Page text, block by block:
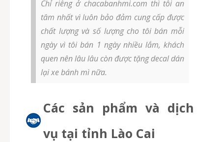
Chỉ riêng ở chacabanhmi.com thì tôi an
tâm nhất vì luôn bảo đảm cung cấp được
chất lượng và số lượng cho tôi bán mỗi
ngày vì tôi bán 1 ngày nhiều lắm, khách
quen nên lâu lâu còn được tặng decal dán
lại xe bánh mì nữa.
Các sản phẩm và dịch
vụ tại tỉnh Lào Cai